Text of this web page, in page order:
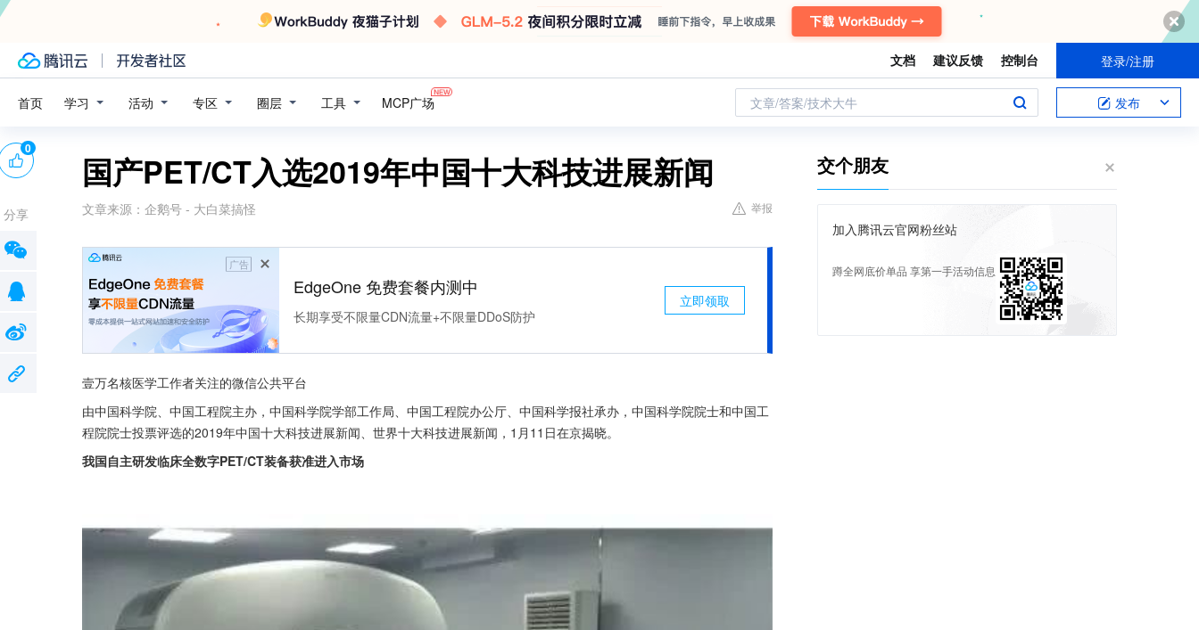
文档 建议反馈 控制台 登录/注册
首页 学习 活动 专区 圈层 工具 MCP广场 文章/答案/技术大牛 发布
国产PET/CT入选2019年中国十大科技进展新闻
文章来源： 企鹅号 - 大白菜搞怪 举报
广告
EdgeOne 免费套餐内测中
长期享受不限量CDN流量+不限量DDoS防护
立即领取
壹万名核医学工作者关注的微信公共平台
由中国科学院、中国工程院主办，中国科学院学部工作局、中国工程院办公厅、中国科学报社承办，中国科学院院士和中国工
程院院士投票评选的2019年中国十大科技进展新闻、世界十大科技进展新闻，1月11日在京揭晓。
我国自主研发临床全数字PET/CT装备获准进入市场
0
分享
交个朋友
加入腾讯云官网粉丝站
蹲全网底价单品 享第一手活动信息